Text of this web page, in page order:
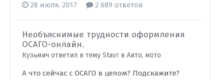
28 июля, 2017 2 689 ответов
Необъяснимые трудности оформления
ОСАГО-онлайн.
Кузьмич ответил в тему Stavr в Авто, мото
А что сейчас с ОСАГО в целом? Подскажите?